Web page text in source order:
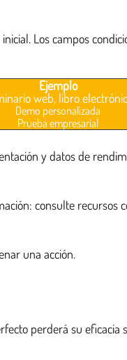
Los campos
Ejemplo
web, libro
Demo personalizada
Prueba empresarial
y datos de
consulte recursos
una acción.
perderá su eficacia